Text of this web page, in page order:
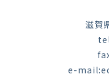
滋賀
e-